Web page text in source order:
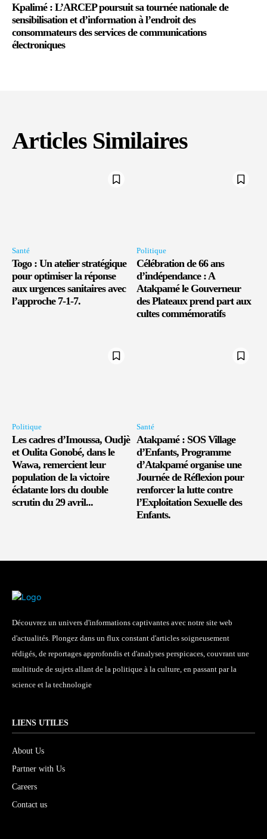
Kpalimé : L’ARCEP poursuit sa tournée nationale de
sensibilisation et d’information à l’endroit des
consommateurs des services de communications
électroniques
Articles Similaires
Santé
Togo : Un atelier stratégique
pour optimiser la réponse
aux urgences sanitaires avec
l’approche 7-1-7.
Politique
Célébration de 66 ans
d’indépendance : A
Atakpamé le Gouverneur
des Plateaux prend part aux
cultes commémoratifs
Politique
Les cadres d’Imoussa, Oudjè
et Oulita Gonobé, dans le
Wawa, remercient leur
population de la victoire
éclatante lors du double
scrutin du 29 avril...
Santé
Atakpamé : SOS Village
d’Enfants, Programme
d’Atakpamé organise une
Journée de Réflexion pour
renforcer la lutte contre
l’Exploitation Sexuelle des
Enfants.
Découvrez un univers d'informations captivantes avec notre site web
d'actualités. Plongez dans un flux constant d'articles soigneusement
rédigés, de reportages approfondis et d'analyses perspicaces, couvrant une
multitude de sujets allant de la politique à la culture, en passant par la
science et la technologie
LIENS UTILES
About Us
Partner with Us
Careers
Contact us